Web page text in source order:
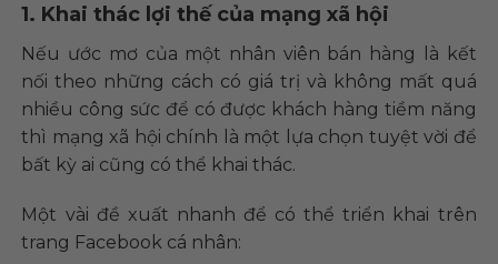
1. Khai thác lợi thế của mạng xã hội
Nếu ước mơ của một nhân viên bán hàng là kết
nối theo những cách có giá trị và không mất quá
nhiều công sức để có được khách hàng tiềm năng
thì mạng xã hội chính là một lựa chọn tuyệt vời để
bất kỳ ai cũng có thể khai thác.
Một vài đề xuất nhanh để có thể triển khai trên
trang Facebook cá nhân: